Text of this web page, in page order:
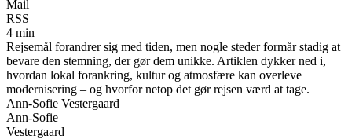
Mail
RSS
4 min
Rejsemål forandrer sig med tiden, men nogle steder formår stadig at
bevare den stemning, der gør dem unikke. Artiklen dykker ned i,
hvordan lokal forankring, kultur og atmosfære kan overleve
modernisering – og hvorfor netop det gør rejsen værd at tage.
Ann-Sofie Vestergaard
Ann-Sofie
Vestergaard